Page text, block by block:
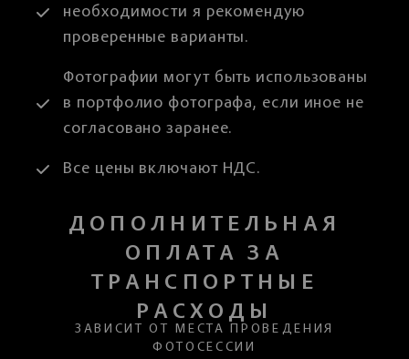
необходимости я рекомендую
проверенные варианты.
Фотографии могут быть использованы
в портфолио фотографа, если иное не
согласовано заранее.
Все цены включают НДС.
ДОПОЛНИТЕЛЬНАЯ
ОПЛАТА ЗА
ТРАНСПОРТНЫЕ
РАСХОДЫ
ЗАВИСИТ ОТ МЕСТА ПРОВЕДЕНИЯ
ФОТОСЕССИИ